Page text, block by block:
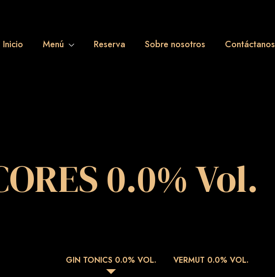
Inicio Menú Reserva Sobre nosotros Contáctanos
0.0% Vol.
GIN TONICS 0.0% VOL. VERMUT 0.0% VOL.